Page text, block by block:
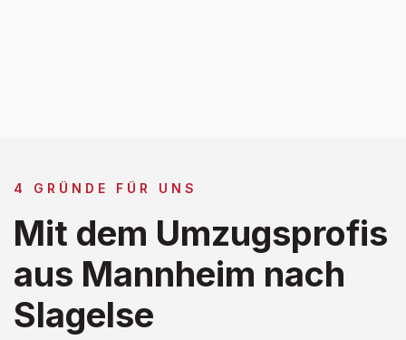
4 GRÜNDE FÜR UNS
Mit dem Umzugsprofis
aus Mannheim nach
Slagelse